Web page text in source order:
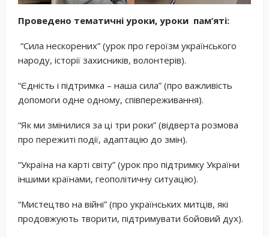
Проведено тематичні уроки, уроки пам’яті:
“Сила нескорених” (урок про героїзм українського
народу, історії захисників, волонтерів).
“Єдність і підтримка – наша сила” (про важливість
допомоги одне одному, співпереживання).
“Як ми змінилися за ці три роки” (відверта розмова
про пережиті події, адаптацію до змін).
“Україна на карті світу” (урок про підтримку України
іншими країнами, геополітичну ситуацію).
“Мистецтво на війні” (про українських митців, які
продовжують творити, підтримувати бойовий дух).